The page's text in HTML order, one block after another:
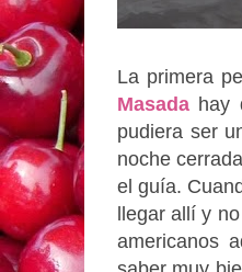
La primera
Masada hay
pudiera ser
noche
el guía.
llegar allí y
americanos